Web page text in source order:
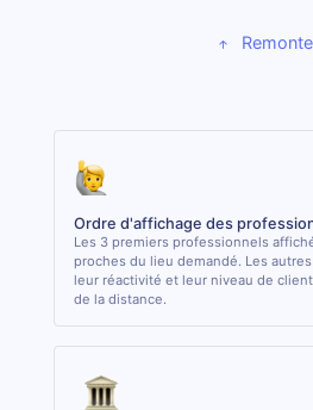
Ordre d'affichage des
Les 3 premiers professionnels
proches du lieu demandé. Les
leur réactivité et leur niveau de
de la distance.